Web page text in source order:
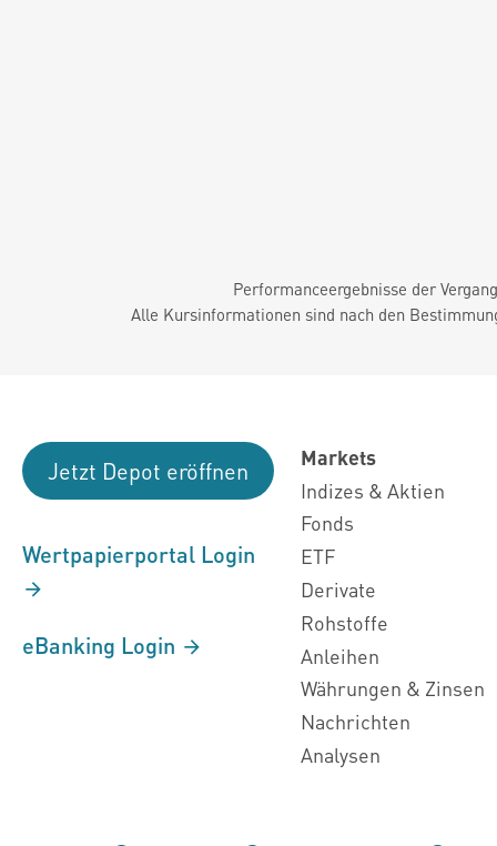
Performanceergebnisse der
Alle Kursinformationen sind nach den
Jetzt Depot eröffnen
Wertpapierportal Login
eBanking Login
Markets
Indizes & Aktien
Fonds
ETF
Derivate
Rohstoffe
Anleihen
Währungen & Zinsen
Nachrichten
Analysen